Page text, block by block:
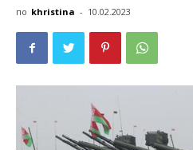
по khristina - 10.02.2023